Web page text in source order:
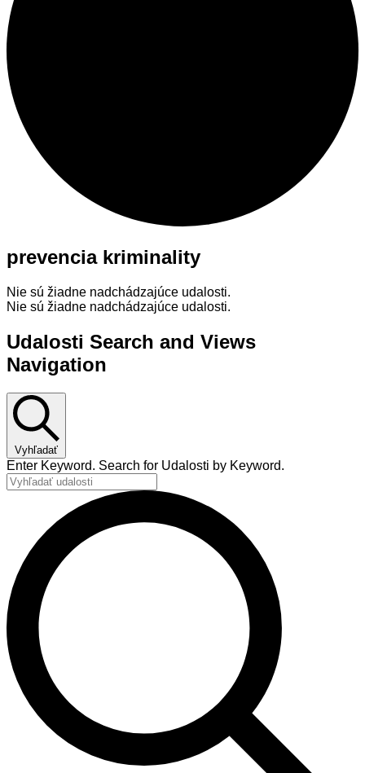
prevencia kriminality
Nie sú žiadne nadchádzajúce udalosti.
Nie sú žiadne nadchádzajúce udalosti.
Udalosti Search and Views
Navigation
Vyhľadať
Enter Keyword. Search for Udalosti by Keyword.